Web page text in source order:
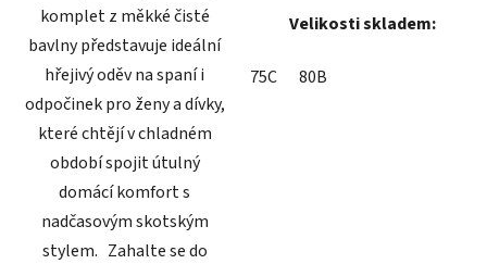
komplet z měkké čisté
bavlny představuje ideální
hřejivý oděv na spaní i
odpočinek pro ženy a dívky,
které chtějí v chladném
období spojit útulný
domácí komfort s
nadčasovým skotským
stylem. Zahalte se do
Velikosti skladem:
75C 80B